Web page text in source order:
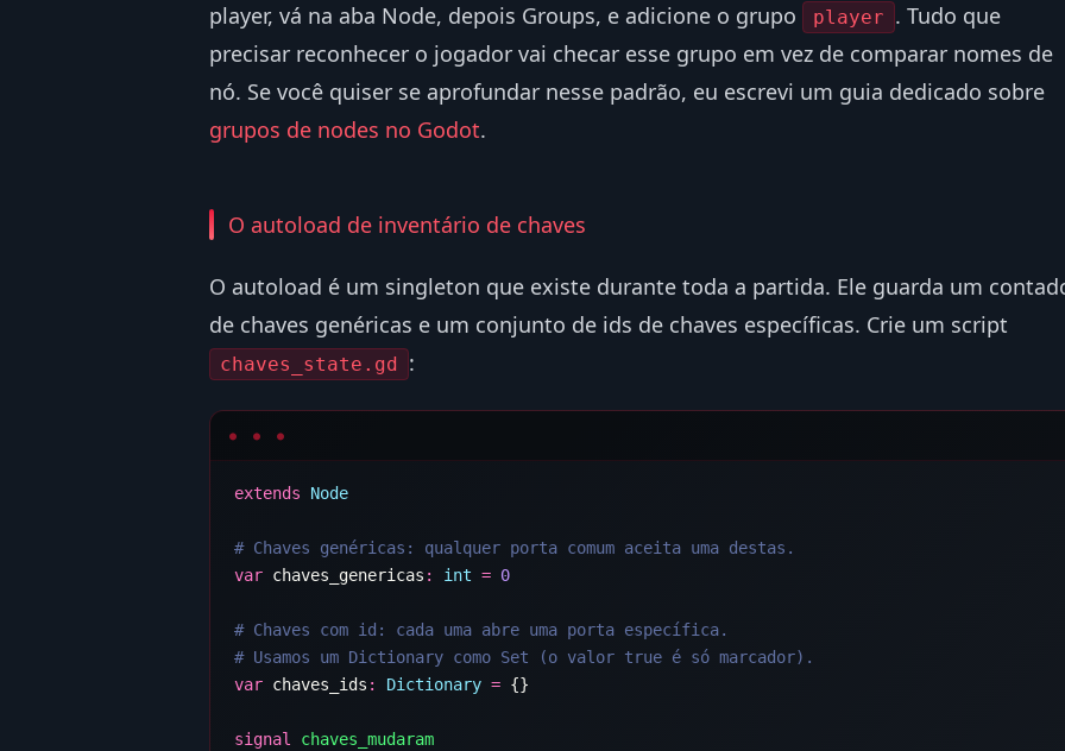
player, vá na aba Node, depois Groups, e adicione o grupo
player . Tudo que
precisar reconhecer o jogador vai checar esse grupo em vez de comparar nomes de
nó. Se você quiser se aprofundar nesse padrão, eu escrevi um guia dedicado sobre
grupos de nodes no Godot.
O autoload de inventário de chaves
O autoload é um singleton que existe durante toda a partida. Ele guarda um
de chaves genéricas e um conjunto de ids de chaves específicas. Crie um script
chaves_state.gd :
extends
var chaves_genericas : int =
var chaves_ids : Dictionary =
signal